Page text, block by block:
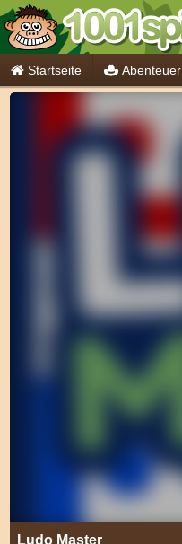
Startseite Abenteuer
Ludo Master